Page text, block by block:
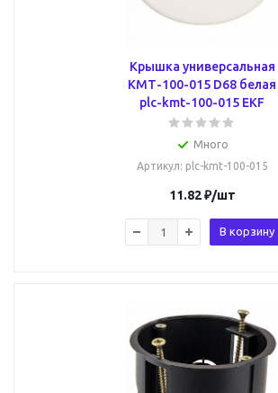
Крышка универсальная
КМТ-100-015 D68 белая
plc-kmt-100-015 EKF
Много
Артикул: plc-kmt-100-015
11.82₽/шт
В корзину